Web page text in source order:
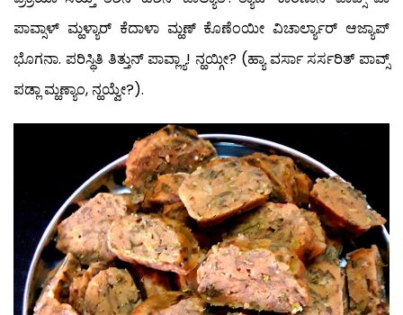
ಪಾವ್ಸಾಳ್ ಮ್ಹಳ್ಯಾರ್ ಕೆದಾಳಾ ಮ್ಹಣ್ ಕೊಣೆಂಯೀ ವಿಚಾರ್ಲ್ಯಾರ್ ಆಜ್ಯಾಪ್
ಭೊಗನಾ. ಪರಿಸ್ಥಿತಿ ತಿತ್ತುನ್ ಪಾವ್ಲ್ಯಾ! ನ್ಹಯ್ಗೀ? (ಹ್ಯಾ ವರ್ಸಾ ಸರ್ಸರಿತ್ ಪಾವ್ಸ್
ಪಡ್ಲಾ ಮ್ಹಣ್ಯಾಂ, ನ್ಹಯ್ವೇ?).